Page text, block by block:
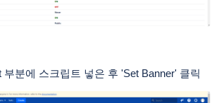
부분에 스크립트 넣은 후 'Set Banner' 클릭